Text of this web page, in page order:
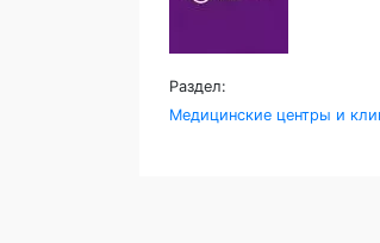
Раздел:
Медицинские центры и